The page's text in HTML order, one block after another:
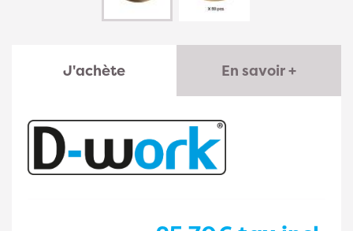
J'achète En savoir +